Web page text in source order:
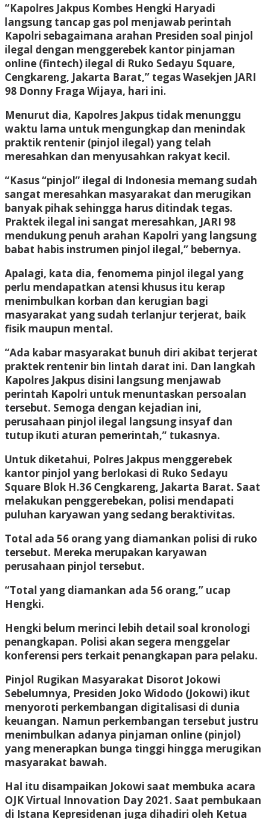
“Kapolres Jakpus Kombes Hengki Haryadi
langsung tancap gas pol menjawab perintah
Kapolri sebagaimana arahan Presiden soal pinjol
ilegal dengan menggerebek kantor pinjaman
online (fintech) ilegal di Ruko Sedayu Square,
Cengkareng, Jakarta Barat,” tegas Wasekjen JARI
98 Donny Fraga Wijaya, hari ini.
Menurut dia, Kapolres Jakpus tidak menunggu
waktu lama untuk mengungkap dan menindak
praktik rentenir (pinjol ilegal) yang telah
meresahkan dan menyusahkan rakyat kecil.
“Kasus “pinjol” ilegal di Indonesia memang sudah
sangat meresahkan masyarakat dan merugikan
banyak pihak sehingga harus ditindak tegas.
Praktek ilegal ini sangat meresahkan, JARI 98
mendukung penuh arahan Kapolri yang langsung
babat habis instrumen pinjol ilegal,” bebernya.
Apalagi, kata dia, fenomema pinjol ilegal yang
perlu mendapatkan atensi khusus itu kerap
menimbulkan korban dan kerugian bagi
masyarakat yang sudah terlanjur terjerat, baik
fisik maupun mental.
“Ada kabar masyarakat bunuh diri akibat terjerat
praktek rentenir bin lintah darat ini. Dan langkah
Kapolres Jakpus disini langsung menjawab
perintah Kapolri untuk menuntaskan persoalan
tersebut. Semoga dengan kejadian ini,
perusahaan pinjol ilegal langsung insyaf dan
tutup ikuti aturan pemerintah,” tukasnya.
Untuk diketahui, Polres Jakpus menggerebek
kantor pinjol yang berlokasi di Ruko Sedayu
Square Blok H.36 Cengkareng, Jakarta Barat. Saat
melakukan penggerebekan, polisi mendapati
puluhan karyawan yang sedang beraktivitas.
Total ada 56 orang yang diamankan polisi di ruko
tersebut. Mereka merupakan karyawan
perusahaan pinjol tersebut.
“Total yang diamankan ada 56 orang,” ucap
Hengki.
Hengki belum merinci lebih detail soal kronologi
penangkapan. Polisi akan segera menggelar
konferensi pers terkait penangkapan para pelaku.
Pinjol Rugikan Masyarakat Disorot Jokowi
Sebelumnya, Presiden Joko Widodo (Jokowi) ikut
menyoroti perkembangan digitalisasi di dunia
keuangan. Namun perkembangan tersebut justru
menimbulkan adanya pinjaman online (pinjol)
yang menerapkan bunga tinggi hingga merugikan
masyarakat bawah.
Hal itu disampaikan Jokowi saat membuka acara
OJK Virtual Innovation Day 2021. Saat pembukaan
di Istana Kepresidenan juga dihadiri oleh Ketua